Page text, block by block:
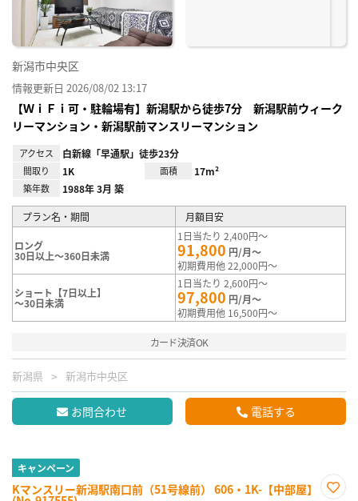
新潟市中央区
情報更新日 2026/08/02 13:17
【ＷｉＦｉ可・駐輪場有】新潟駅から徒歩7分 新潟駅前ウィーク
リーマンション・新潟駅前マンスリーマンション
アクセス 白新線「早通駅」徒歩23分
間取り 1K 面積 17m²
築年数 1988年 3月 築
プラン名・期間 月額目安
ロング
30日以上～360日未満
1日当たり 2,400円～
91,800 円/月～
初期費用他 22,000円～
ショート【7日以上】
～30日未満
1日当たり 2,600円～
97,800 円/月～
初期費用他 16,500円～
カード決済OK
新潟県 新潟市中央区
お問合わせ 電話する
キャンペーン
Kマンスリー新潟駅南口前（51号線前） 606・1K-【中部屋】